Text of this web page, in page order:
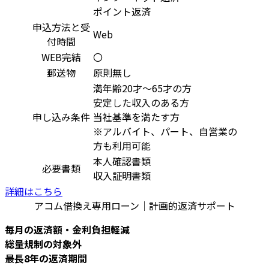
ポイント返済
申込方法と受
付時間
Web
WEB完結
〇
郵送物
原則無し
申し込み条件
満年齢20才～65才の方
安定した収入のある方
当社基準を満たす方
※アルバイト、パート、自営業の
方も利用可能
必要書類
本人確認書類
収入証明書類
詳細はこちら
アコム借換え専用ローン｜計画的返済サポート
毎月の返済額・金利負担軽減
総量規制の対象外
最長8年の返済期間